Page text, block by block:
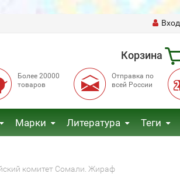
Вход
Корзина
Более 20000
товаров
Отправка по
всей России
Марки Литература Теги
комитет Сомали. Жираф